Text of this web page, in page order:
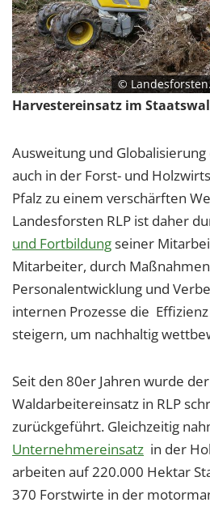
©
Harvestereinsatz im
Ausweitung und
auch in der Forst- und
Pfalz zu einem verschärften
Landesforsten RLP ist daher
und Fortbildungseiner
Mitarbeiter, durch
Personalentwicklung und
internen Prozesse die
steigern, um nachhaltig
Seit den 80er Jahren wurde
Waldarbeitereinsatz in RLP
zurückgeführt. Gleichzeitig
Unternehmereinsatz in der
arbeiten auf 220.000 Hektar
370 Forstwirte in der